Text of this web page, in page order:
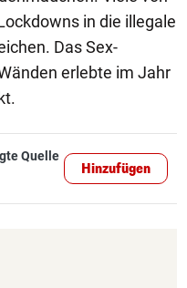
in die illegale
Das Sex-
erlebte im Jahr
Quelle
Hinzufügen